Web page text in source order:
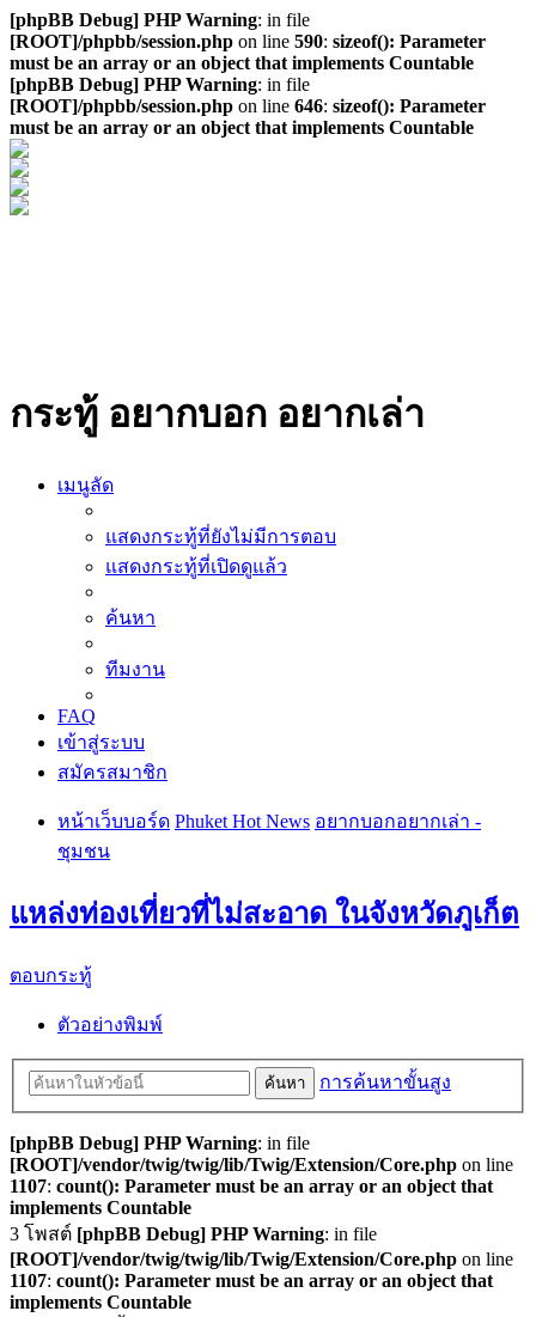
[phpBB Debug] PHP Warning: in file
[ROOT]/phpbb/session.php on line 590: sizeof(): Parameter
must be an array or an object that implements Countable
[phpBB Debug] PHP Warning: in file
[ROOT]/phpbb/session.php on line 646: sizeof(): Parameter
must be an array or an object that implements Countable
กระทู้ อยากบอก อยากเล่า
เมนูลัด
แสดงกระทู้ที่ยังไม่มีการตอบ
แสดงกระทู้ที่เปิดดูแล้ว
ค้นหา
ทีมงาน
FAQ
เข้าสู่ระบบ
สมัครสมาชิก
หน้าเว็บบอร์ด Phuket Hot News อยากบอกอยากเล่า -
ชุมชน
แหล่งท่องเที่ยวที่ไม่สะอาด ในจังหวัดภูเก็ต
ตอบกระทู้
ตัวอย่างพิมพ์
ค้นหา การค้นหาขั้นสูง
[phpBB Debug] PHP Warning: in file
[ROOT]/vendor/twig/twig/lib/Twig/Extension/Core.php on line
1107: count(): Parameter must be an array or an object that
implements Countable
3 โพสต์ [phpBB Debug] PHP Warning: in file
[ROOT]/vendor/twig/twig/lib/Twig/Extension/Core.php on line
1107: count(): Parameter must be an array or an object that
implements Countable